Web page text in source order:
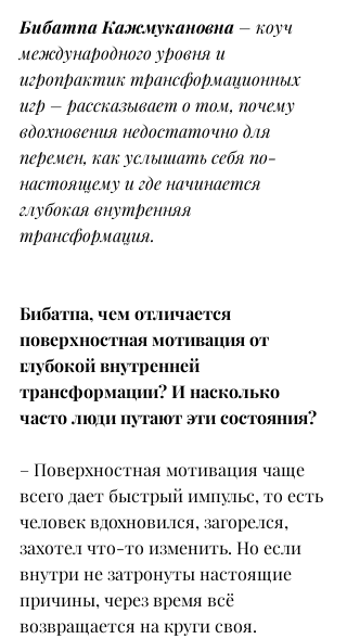
Бибатпа Кажмукановна – коуч
международного уровня и
игропрактик трансформационных
игр – рассказывает о том, почему
вдохновения недостаточно для
перемен, как услышать себя по-
настоящему и где начинается
глубокая внутренняя
трансформация.
Бибатпа, чем отличается
поверхностная мотивация от
глубокой внутренней
трансформации? И насколько
часто люди путают эти состояния?
– Поверхностная мотивация чаще
всего дает быстрый импульс, то есть
человек вдохновился, загорелся,
захотел что-то изменить. Но если
внутри не затронуты настоящие
причины, через время всё
возвращается на круги своя.